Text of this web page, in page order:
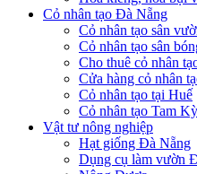
Cỏ nhân tạo Đà Nẵng
Cỏ nhân tạo sân
Cỏ nhân tạo sân
Cho thuê cỏ nhân
Cửa hàng cỏ nhân
Cỏ nhân tạo tại Huế
Cỏ nhân tạo Tam Kỳ
Vật tư nông nghiệp
Hạt giống Đà Nẵng
Dụng cụ làm vườn